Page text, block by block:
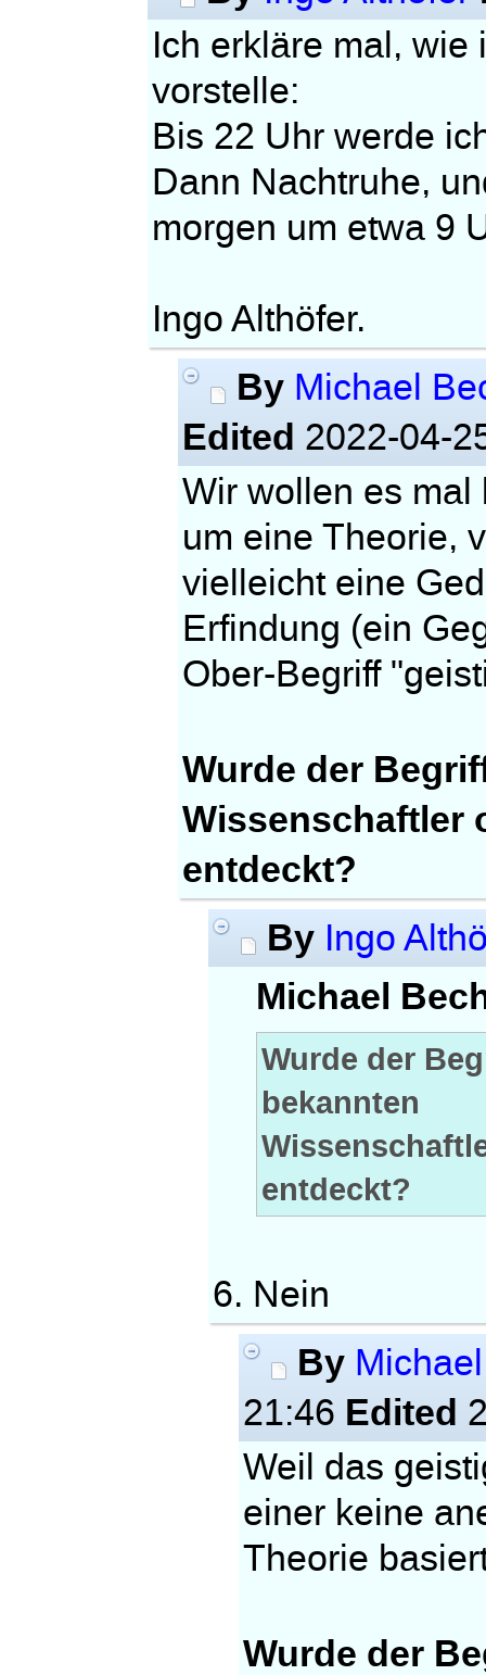
Ich erkläre mal, wie
vorstelle:
Bis 22 Uhr werde
Dann Nachtruhe,
morgen um etwa 9
Ingo Althöfer.
By Michael
Edited 2022-04-
Wir wollen es mal
um eine Theorie,
vielleicht eine
Erfindung (ein
Ober-Begriff
Wurde der
Wissenschaftler
entdeckt?
By Ingo
Michael
Wurde der
bekannten
entdeckt?
6. Nein
By
21:46 Edited
Weil das
einer keine
Theorie
Wurde der